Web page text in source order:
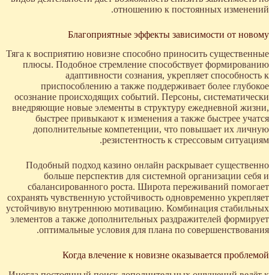
отношению к постоянных изменений.
Благоприятные эффекты зависимости от новому
Тяга к восприятию новизне способно приносить существенные
плюсы. Подобное стремление способствует формированию
адаптивности сознания, укрепляет способность к
приспособлению а также поддерживает более глубокое
осознание происходящих событий. Персоны, систематически
внедряющие новые элементы в структуру ежедневной жизни,
быстрее привыкают к изменения а также быстрее учатся
дополнительные компетенции, что повышает их личную
резистентность к стрессовым ситуациям.
Подобный подход казино онлайн раскрывает существенно
больше перспектив для системной организации себя и
сбалансированного роста. Широта переживаний помогает
сохранять чувственную устойчивость одновременно укрепляет
устойчивую внутреннюю мотивацию. Комбинация стабильных
элементов а также дополнительных раздражителей формирует
оптимальные условия для плана по совершенствования.
Когда влечение к новизне оказывается проблемой